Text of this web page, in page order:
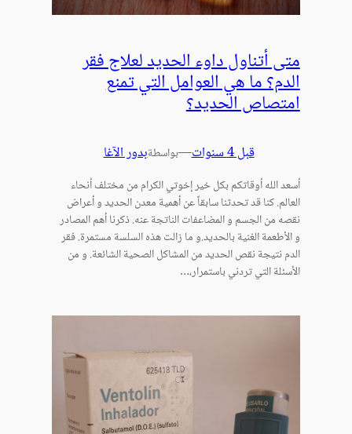
متى أتناول داوء الحديد لعلاج فقر
الدم؟ ما هي العوامل التي تمنع
امتصاص الحديد؟
قبل 4 سنوات —بواسطةبدور الآغا
أسعد الله أوقاتكم بكل خير إخوتي الكرام من مختلف أنحاء
العالم. كنا قد تحدثنا سابقاً عن أهمية معدن الحديد و أعراض
نقصه من الجسم و المضاعفات الناتجة عنه. ذكرنا أهم المصادر
و الأطعمة الغنية بالحديد.و ما زالت هذه السلسة مستمرة. فقر
الدم نتيجة نقص الحديد من المشاكل الصحية الشائعة. و من
الأسئلة التي تردني باستمرار،…